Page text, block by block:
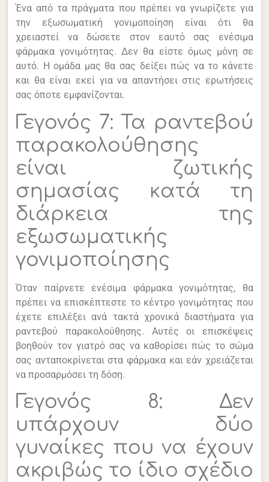
Ένα από τα πράγματα που πρέπει να γνωρίζετε για
την εξωσωματική γονιμοποίηση είναι ότι θα
χρειαστεί να δώσετε στον εαυτό σας ενέσιμα
φάρμακα γονιμότητας. Δεν θα είστε όμως μόνη σε
αυτό. Η ομάδα μας θα σας δείξει πώς να το κάνετε
και θα είναι εκεί για να απαντήσει στις ερωτήσεις
σας όποτε εμφανίζονται.
Γεγονός 7: Τα ραντεβού
παρακολούθησης
είναι ζωτικής
σημασίας κατά τη
διάρκεια της
εξωσωματικής
γονιμοποίησης
Όταν παίρνετε ενέσιμα φάρμακα γονιμότητας, θα
πρέπει να επισκέπτεστε το κέντρο γονιμότητας που
έχετε επιλέξει ανά τακτά χρονικά διαστήματα για
ραντεβού παρακολούθησης. Αυτές οι επισκέψεις
βοηθούν τον γιατρό σας να καθορίσει πώς το σώμα
σας ανταποκρίνεται στα φάρμακα και εάν χρειάζεται
να προσαρμόσει τη δόση.
Γεγονός 8: Δεν
υπάρχουν δύο
γυναίκες που να έχουν
ακριβώς το ίδιο σχέδιο